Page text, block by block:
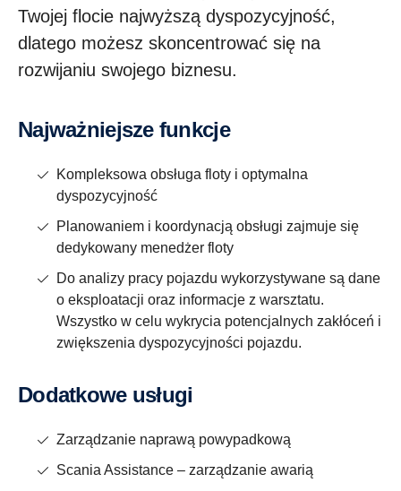
Twojej flocie najwyższą dyspozycyjność,
dlatego możesz skoncentrować się na
rozwijaniu swojego biznesu.
Najważniejsze funkcje
Kompleksowa obsługa floty i optymalna
dyspozycyjność
Planowaniem i koordynacją obsługi zajmuje się
dedykowany menedżer floty
Do analizy pracy pojazdu wykorzystywane są dane
o eksploatacji oraz informacje z warsztatu.
Wszystko w celu wykrycia potencjalnych zakłóceń i
zwiększenia dyspozycyjności pojazdu.
Dodatkowe usługi
Zarządzanie naprawą powypadkową
Scania Assistance – zarządzanie awarią